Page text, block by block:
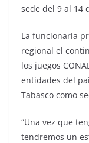
sede del 9 al 14
La funcionaria
regional el
los juegos
entidades del
Tabasco como
“Una vez que
tendremos un